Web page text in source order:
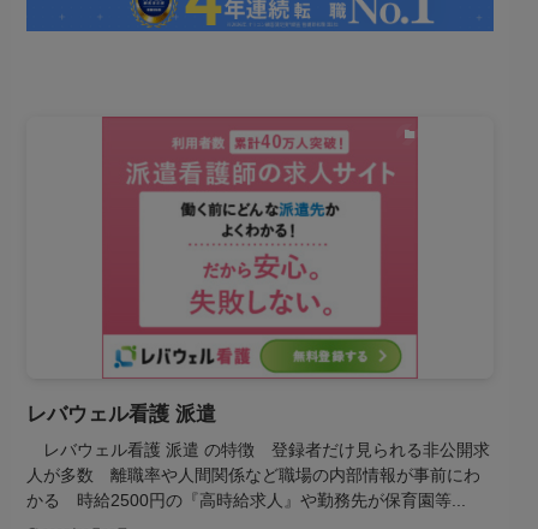
レバウェル看護 派遣
レバウェル看護 派遣 の特徴 登録者だけ見られる非公開求
人が多数 離職率や人間関係など職場の内部情報が事前にわ
かる 時給2500円の『高時給求人』や勤務先が保育園等...